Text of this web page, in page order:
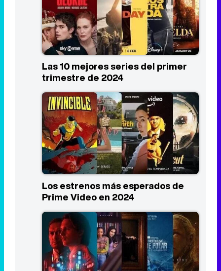
Las 10 mejores series del primer
trimestre de 2024
Los estrenos más esperados de
Prime Video en 2024